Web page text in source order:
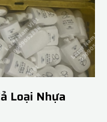
Loại Nhựa